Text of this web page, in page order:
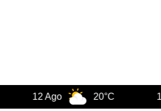
12 Ago 20°C 13 Ago